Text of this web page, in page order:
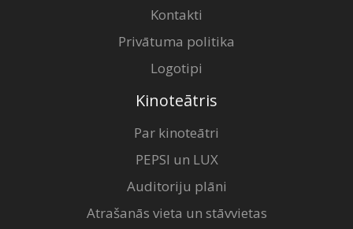
Kontakti
Privātuma politika
Logotipi
Kinoteātris
Par kinoteātri
PEPSI un LUX
Auditoriju plāni
Atrašanās vieta un stāvvietas